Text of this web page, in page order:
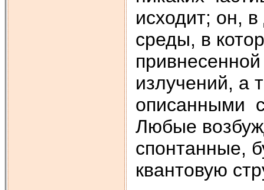
исходит; он,
среды, в
излучений, а
описанными
Любые
спонтанные,
квантовую